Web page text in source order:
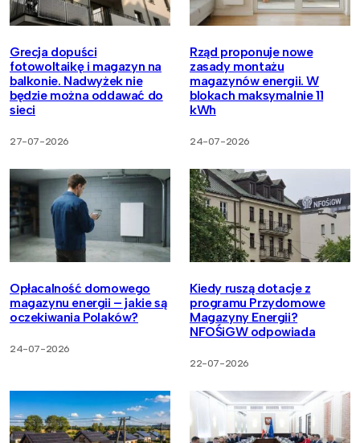
Grecja dopuści
fotowoltaikę i magazyn na
balkonie. Nadwyżek nie
będzie można oddawać do
sieci
27-07-2026
Rząd proponuje nowe
zasady montażu
magazynów energii. W
blokach maksymalnie 11
kWh
24-07-2026
Opłacalność domowego
magazynu energii – jakie są
oczekiwania Polaków?
24-07-2026
Kiedy ruszą dotacje z
programu Przydomowe
Magazyny Energii?
NFOŚiGW odpowiada
22-07-2026